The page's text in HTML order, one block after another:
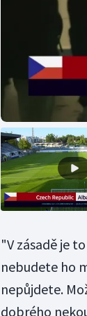
"V zásadě je
nebudete ho
nepůjdete.
dobrého